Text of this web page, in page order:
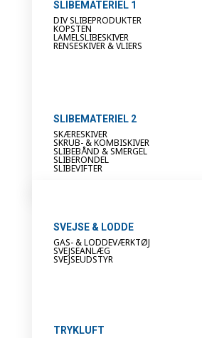
SLIBEMATERIEL 1
DIV SLIBEPRODUKTER
KOPSTEN
LAMELSLIBESKIVER
RENSESKIVER & VLIERS
SLIBEMATERIEL 2
SKÆRESKIVER
SKRUB- & KOMBISKIVER
SLIBEBÅND & SMERGEL
SLIBERONDEL
SLIBEVIFTER
SVEJSE & LODDE
GAS- & LODDEVÆRKTØJ
SVEJSEANLÆG
SVEJSEUDSTYR
TRYKLUFT